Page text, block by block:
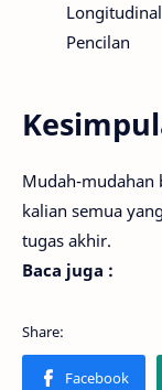
Pencilan
Mudah-mudahan
kalian semua
tugas akhir.
Baca juga :